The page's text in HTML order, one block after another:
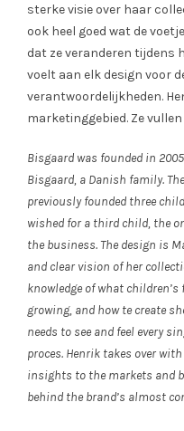
sterke visie over haar
ook heel goed wat de
dat ze veranderen tijdens
voelt aan elk design voor
verantwoordelijkheden.
marketinggebied. Ze
Bisgaard was founded in
Bisgaard, a Danish family.
previously founded three
wished for a third child, the
the business. The design is
and clear vision of her
knowledge of what children’s
growing, and how te create
needs to see and feel every
proces. Henrik takes over
insights to the markets and
behind the brand’s almost